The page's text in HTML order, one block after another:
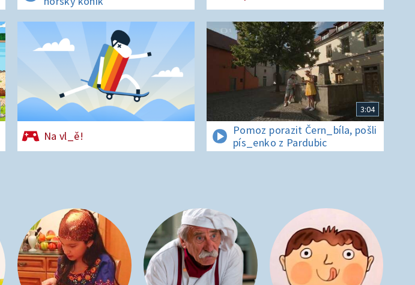
Na vl_ě!
3:04
Pomoz porazit Čern_bíla, pošli
pís_enko z Pardubic